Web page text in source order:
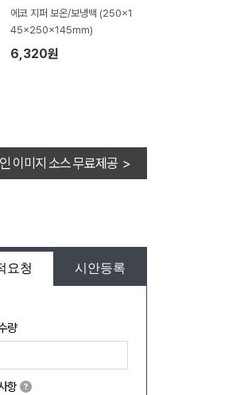
에코 지퍼 보온/보냉백 (250x1
45x250x145mm)
6,320원
이미지 소스 무료제공 >
요청 시안등록
량
항